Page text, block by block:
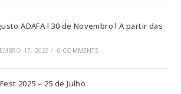
ADAFA l 30 de Novembro l A partir das
17, 2025 / 0 COMMENTS
2025 – 25 de Julho